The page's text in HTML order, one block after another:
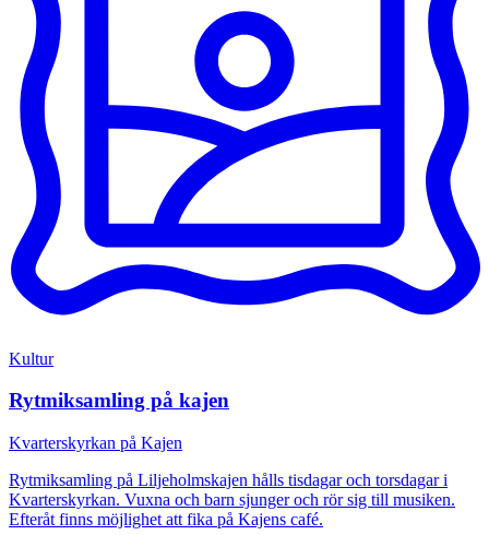
Kultur
Rytmiksamling på kajen
Kvarterskyrkan på Kajen
Rytmiksamling på Liljeholmskajen hålls tisdagar och torsdagar i
Kvarterskyrkan. Vuxna och barn sjunger och rör sig till musiken.
Efteråt finns möjlighet att fika på Kajens café.